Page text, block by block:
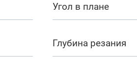
Угол в плане
Глубина резания